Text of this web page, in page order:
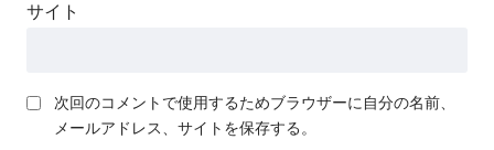
サイト
次回のコメントで使用するためブラウザーに自分の名前、
メールアドレス、サイトを保存する。